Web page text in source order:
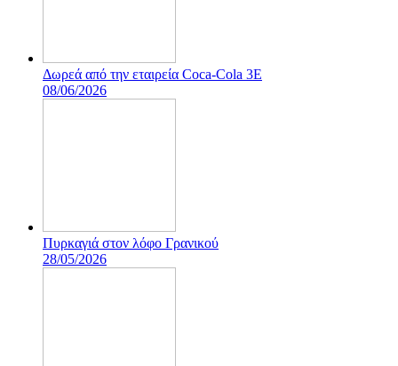
Δωρεά από την εταιρεία Coca-Cola 3E
08/06/2026
Πυρκαγιά στον λόφο Γρανικού
28/05/2026